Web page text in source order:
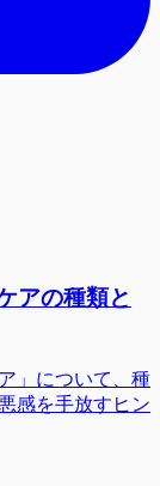
アの種類と
」について、種
感を手放すヒン